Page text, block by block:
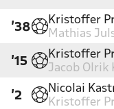
'38
Kristoffer
Mathias
'15
Kristoffer
Jacob Olrik
'2
Nicolai
Kristoffer